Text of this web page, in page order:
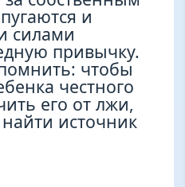
и
силами
привычку.
чтобы
честного
его от лжи,
источник